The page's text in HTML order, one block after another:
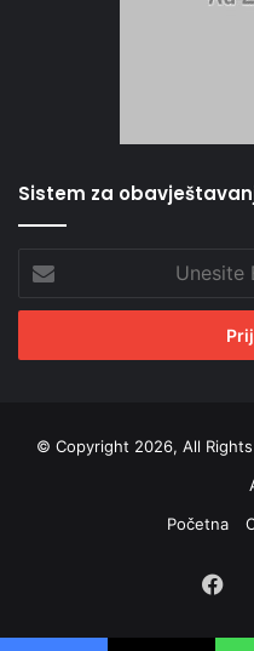
Sistem za
Email
adresu
© Copyright 2026, All
Početna